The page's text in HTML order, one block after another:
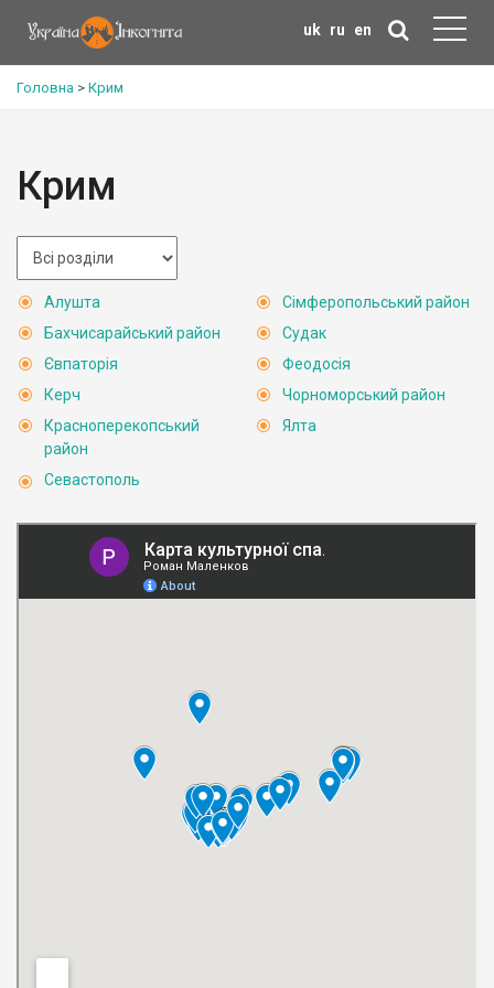
uk ru en
Головна > Крим
Крим
Алушта
Бахчисарайський район
Євпаторія
Керч
Красноперекопський
район
Севастополь
Сімферопольський район
Судак
Феодосія
Чорноморський район
Ялта